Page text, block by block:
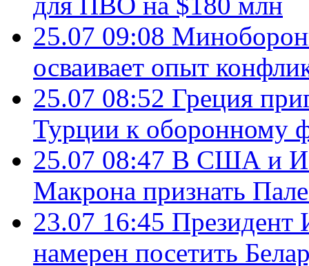
25.07 09:08
осваивает опыт
25.07 08:52 Греция
Турции к оборонному
25.07 08:47 В США и
Макрона признать
23.07 16:45 Президент
намерен посетить